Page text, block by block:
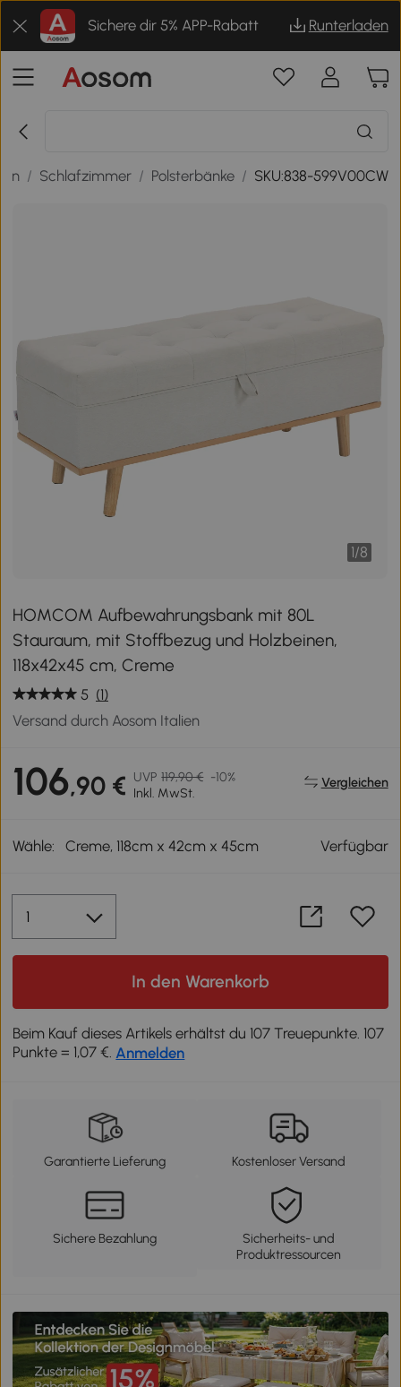
Sichere dir 5% APP-Rabatt Runterladen
/ Schlafzimmer / Polsterbänke / SKU:838-599V00CW
1/8
HOMCOM Aufbewahrungsbank mit 80L
Stauraum, mit Stoffbezug und Holzbeinen,
118x42x45 cm, Creme
5 (1)
Versand durch Aosom Italien
106,90 € UVP 119,90 € -10%
Inkl. MwSt.
Vergleichen
Wähle: Creme, 118cm x 42cm x 45cm Verfügbar
In den Warenkorb
Beim Kauf dieses Artikels erhältst du 107 Treuepunkte. 107
Punkte = 1,07 €. Anmelden
Garantierte Lieferung Kostenloser Versand
Sichere Bezahlung
Sicherheits- und
Produktressourcen